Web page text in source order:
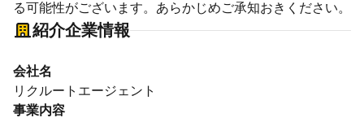
る可能性がございます。あらかじめご承知おきください。
紹介企業情報
会社名
リクルートエージェント
事業内容